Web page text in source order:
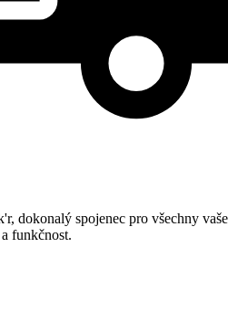
dokonalý spojenec pro všechny vaše
funkčnost.